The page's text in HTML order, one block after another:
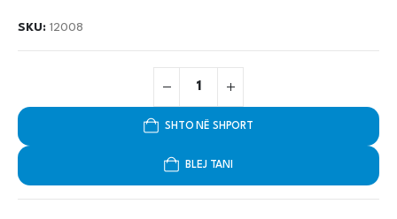
SKU: 12008
SHTO NË SHPORT
BLEJ TANI